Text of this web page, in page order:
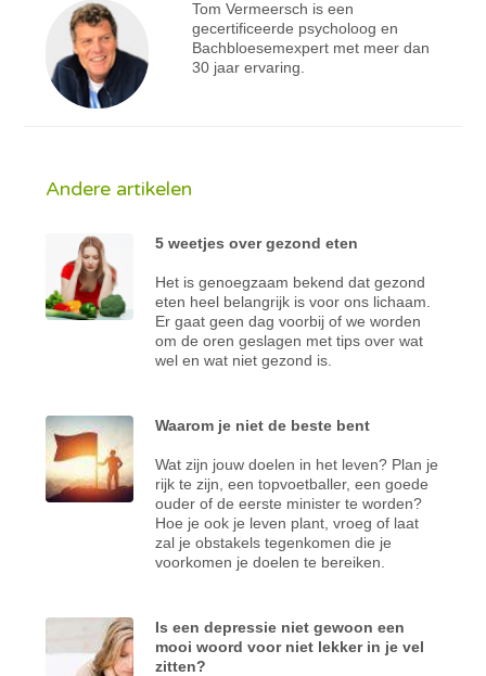
Tom Vermeersch is een
gecertificeerde psycholoog en
Bachbloesemexpert met meer dan
30 jaar ervaring.
Andere artikelen
5 weetjes over gezond eten
Het is genoegzaam bekend dat gezond
eten heel belangrijk is voor ons lichaam.
Er gaat geen dag voorbij of we worden
om de oren geslagen met tips over wat
wel en wat niet gezond is.
Waarom je niet de beste bent
Wat zijn jouw doelen in het leven? Plan je
rijk te zijn, een topvoetballer, een goede
ouder of de eerste minister te worden?
Hoe je ook je leven plant, vroeg of laat
zal je obstakels tegenkomen die je
voorkomen je doelen te bereiken.
Is een depressie niet gewoon een
mooi woord voor niet lekker in je vel
zitten?